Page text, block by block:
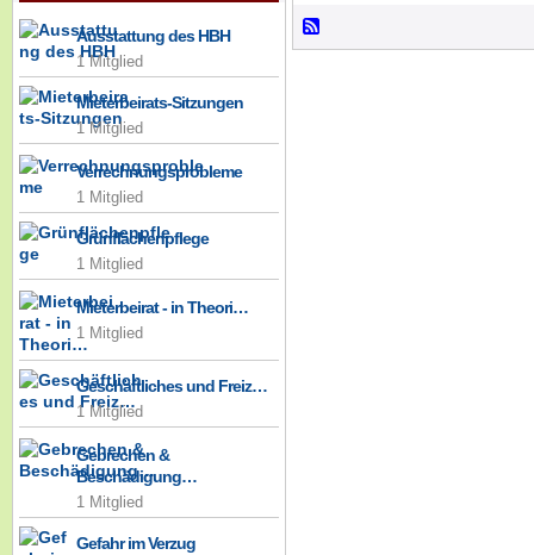
Ausstattung des HBH
1 Mitglied
Mieterbeirats-Sitzungen
1 Mitglied
Verrechnungsprobleme
1 Mitglied
Grünflächenpflege
1 Mitglied
Mieterbeirat - in Theori…
1 Mitglied
Geschäftliches und Freiz…
1 Mitglied
Gebrechen &
Beschädigung…
1 Mitglied
Gefahr im Verzug